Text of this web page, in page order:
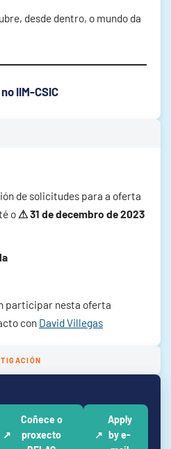
desde dentro, o mundo da
IIM-CSIC
de solicitudes para a oferta
o ⚠ 31 de decembro de 2023
participar nesta oferta
con David Villegas
↗
Coñece o
proxecto
↗
Apply
by e-